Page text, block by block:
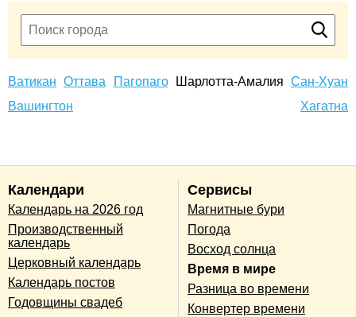
Ватикан Оттава Пагопаго Шарлотта-Амалия Сан-Хуан
Вашингтон
Хагатна
Календари
Календарь на 2026 год
Производственный
календарь
Церковный календарь
Календарь постов
Годовщины свадеб
Сервисы
Магнитные бури
Погода
Восход солнца
Время в мире
Разница во времени
Конвертер времени